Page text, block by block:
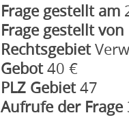
Frage gestellt am
Frage gestellt von
Rechtsgebiet
Gebot40 €
PLZ Gebiet47
Aufrufe der Frage